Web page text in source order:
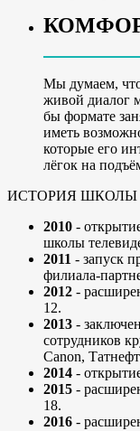
Мы думаем,
живой диалог
бы формате
иметь
которые его
лёгок на
ИСТОРИЯ ШКОЛЫ
2010 -
школы
2011 - запуск
филиала-
2012 -
12.
2013 -
сотрудников
Canon,
2014 -
2015 -
18.
2016 -